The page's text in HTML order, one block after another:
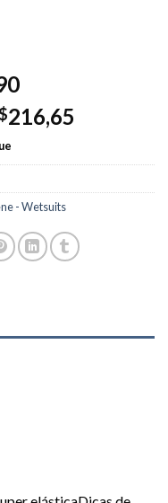
216,65
- Wetsuits